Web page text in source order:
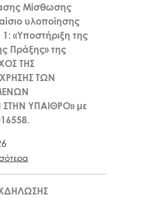
Μίσθωσης
υλοποίησης
«Υποστήριξη της
Πράξης» της
ΤΗΣ
ΤΩΝ
ΥΠΑΙΘΡΟ» με